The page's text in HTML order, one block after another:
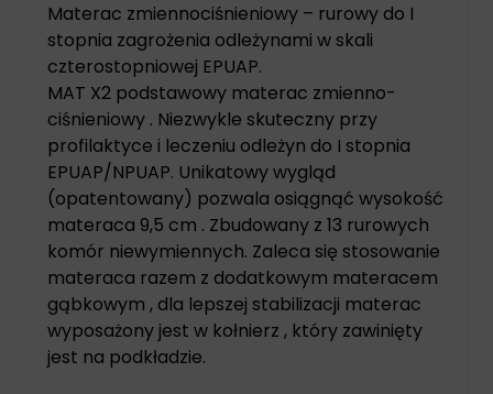
Materac zmiennociśnieniowy – rurowy do I
stopnia zagrożenia odleżynami w skali
czterostopniowej EPUAP.
MAT X2 podstawowy materac zmienno-
ciśnieniowy . Niezwykle skuteczny przy
profilaktyce i leczeniu odleżyn do I stopnia
EPUAP/NPUAP. Unikatowy wygląd
(opatentowany) pozwala osiągnąć wysokość
materaca 9,5 cm . Zbudowany z 13 rurowych
komór niewymiennych. Zaleca się stosowanie
materaca razem z dodatkowym materacem
gąbkowym , dla lepszej stabilizacji materac
wyposażony jest w kołnierz , który zawinięty
jest na podkładzie.